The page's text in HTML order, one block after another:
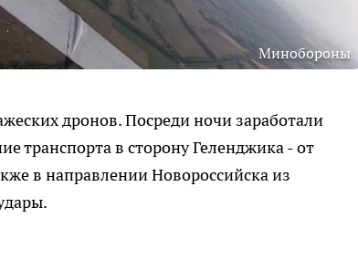
Минобороны
дронов. Посреди ночи заработали
транспорта в сторону Геленджика - от
в направлении Новороссийска из